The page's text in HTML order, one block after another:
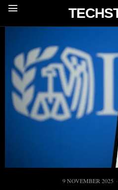
9 NOVEMBER 2025